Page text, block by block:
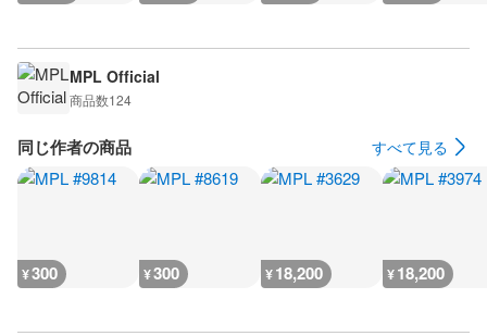
MPL Official
商品数124
同じ作者の商品 すべて見る
¥300 ¥300 ¥18,200 ¥18,200